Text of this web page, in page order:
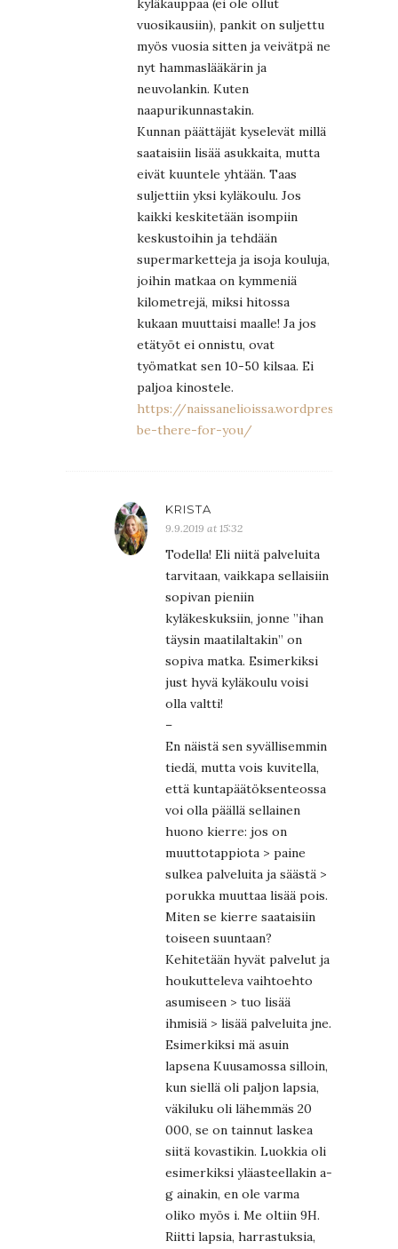
kyläkauppaa (ei ole ollut
vuosikausiin), pankit on suljettu
myös vuosia sitten ja veivätpä ne
nyt hammaslääkärin ja
neuvolankin. Kuten
naapurikunnastakin.
Kunnan päättäjät kyselevät millä
saataisiin lisää asukkaita, mutta
eivät kuuntele yhtään. Taas
suljettiin yksi kyläkoulu. Jos
kaikki keskitetään isompiin
keskustoihin ja tehdään
supermarketteja ja isoja kouluja,
joihin matkaa on kymmeniä
kilometrejä, miksi hitossa
kukaan muuttaisi maalle! Ja jos
etätyöt ei onnistu, ovat
työmatkat sen 10-50 kilsaa. Ei
paljoa kinostele.
https://naissanelioissa.wordpress.com/
be-there-for-you/
KRISTA
9.9.2019 at 15:32
Todella! Eli niitä palveluita
tarvitaan, vaikkapa sellaisiin
sopivan pieniin
kyläkeskuksiin, jonne ”ihan
täysin maatilaltakin” on
sopiva matka. Esimerkiksi
just hyvä kyläkoulu voisi
olla valtti!
–
En näistä sen syvällisemmin
tiedä, mutta vois kuvitella,
että kuntapäätöksenteossa
voi olla päällä sellainen
huono kierre: jos on
muuttotappiota > paine
sulkea palveluita ja säästä >
porukka muuttaa lisää pois.
Miten se kierre saataisiin
toiseen suuntaan?
Kehitetään hyvät palvelut ja
houkutteleva vaihtoehto
asumiseen > tuo lisää
ihmisiä > lisää palveluita jne.
Esimerkiksi mä asuin
lapsena Kuusamossa silloin,
kun siellä oli paljon lapsia,
väkiluku oli lähemmäs 20
000, se on tainnut laskea
siitä kovastikin. Luokkia oli
esimerkiksi yläasteellakin a-
g ainakin, en ole varma
oliko myös i. Me oltiin 9H.
Riitti lapsia, harrastuksia,